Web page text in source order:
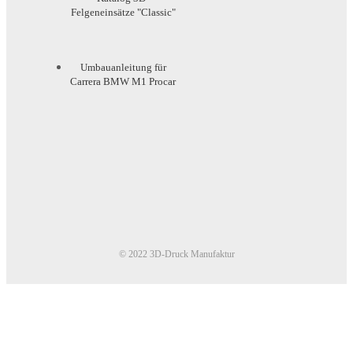
Felgeneinsätze "Classic"
Umbauanleitung für
Carrera BMW M1 Procar
© 2022 3D-Druck Manufaktur